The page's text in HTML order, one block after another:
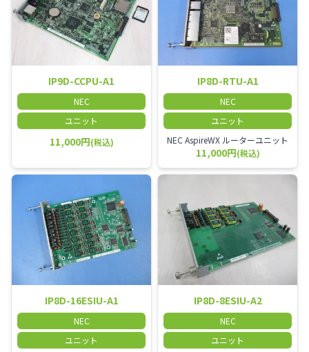
IP9D-CCPU-A1
NEC
ユニット
11,000円(税込)
IP8D-RTU-A1
NEC
ユニット
NEC AspireWX ルーターユニット
11,000円(税込)
IP8D-16ESIU-A1
NEC
ユニット
IP8D-8ESIU-A2
NEC
ユニット